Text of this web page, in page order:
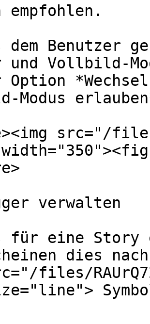
empfohlen.
Benutzer
und Vollbild-
Modus
src="/files/
verwalten
für eine Story
dies
files/